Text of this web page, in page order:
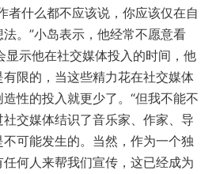
者什么都不应该说，你应该仅在自
。”小岛表示，他经常不愿意看
显示他在社交媒体投入的时间，他
限的，当这些精力花在社交媒体
造性的投入就更少了。“但我不能不
交媒体结识了音乐家、作家、导
可能发生的。当然，作为一个独
何人来帮我们宣传，这已经成为